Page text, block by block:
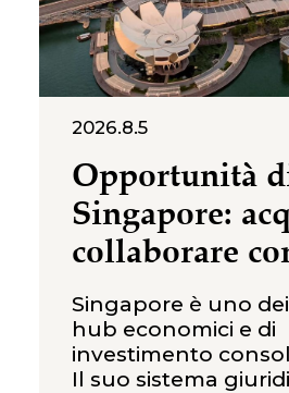
2026.8.5
Opportunità
Singapore:
collaborare
imprese locali
Singapore è uno
hub economici e di
investimento
Il suo sistema